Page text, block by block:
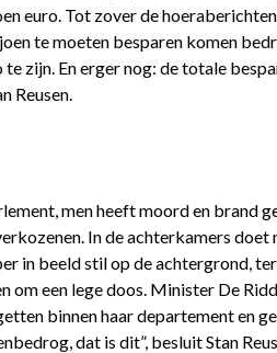
euro. Tot zover de
te moeten besparen komen
zijn. En erger nog: de totale
Reusen.
men heeft moord en brand
In de achterkamers doet
in beeld stil op de achtergrond,
een lege doos. Minister De
binnen haar departement en
dat is dit”, besluit Stan